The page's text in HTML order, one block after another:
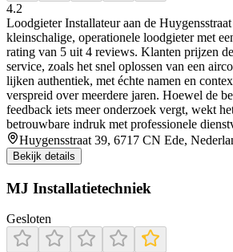
4.2
Loodgieter Installateur aan de
kleinschalige, operationele loodgieter met
rating van 5 uit 4 reviews. Klanten prijzen
service, zoals het snel oplossen van een
lijken authentiek, met échte namen en
verspreid over meerdere jaren. Hoewel de
feedback iets meer onderzoek vergt, wekt
betrouwbare indruk met professionele
Huygensstraat 39, 6717 CN Ede,
Bekijk details
MJ Installatietechniek
Gesloten